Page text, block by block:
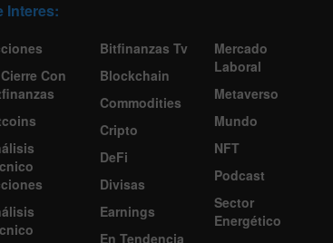
Interes:
Con
Bitfinanzas Tv
Blockchain
Commodities
Cripto
DeFi
Divisas
Earnings
En Tendencia
Mercado
Laboral
Metaverso
Mundo
NFT
Podcast
Sector
Energético